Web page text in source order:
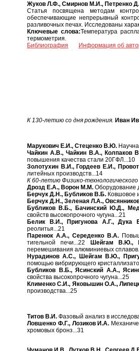
Жуков Л.Ф., Смирнов М.И., Петренко
Статья посвящена методам
обеспечивающие непрерывный
разливочных печах. Исследованы
Ключевые слова:Температура
термометрия.
Библиография
Информация об
К 130-летию со дня рождения. Иван
Марукович Е.И., Стеценко В.Ю.
Чайкин А.В., Чайкин В.А., Колпаков
повышения качества стали 20ГФЛ...10
Золотухин В.И., Гордеев Е.И.,
литейных производств...14
К 60-летию Физико-
Дрозд Е.А., Ворон М.М. Оборудование
Берчук Д.Н., Бубликов В.Б. Ковшовое
Берчук Д.Н., Зеленая Л.А.,
Бубликов В.Б., Бачинский Ю.Д.,
свойств высокопрочного чугуна...21
Белик В.И., Пригунова А.Г., Дука
реолитья...21
Паренюк А.А., Середенко В.А.
тигельной печи...22
Шейгам В.Ю.,
перемешивания алюминиевых
Нурадинов А.С., Шейгам В.Ю.,
помощью вибрирующего
Бубликов В.Б., Ясинский А.А.,
свойства высокопрочного чугуна...25
Клименко С.И., Яковышин О.А.,
производства...25
Титов В.И. Фазовый анализ в
Ловшенко Ф.Г., Лозиков И.А.
хромовых бронз...31